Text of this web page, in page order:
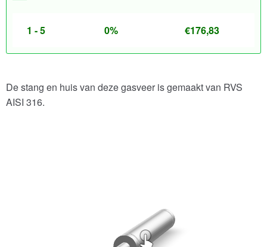
1 - 5 0% €176,83
De stang en huis van deze gasveer is gemaakt van RVS
AISI 316.